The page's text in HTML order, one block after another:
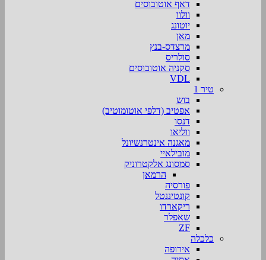
דאף אוטובוסים
וולוו
יוטונג
מאן
מרצדס-בנץ
סולריס
סקניה אוטובוסים
VDL
טיר 1
בוש
אפטיב (דלפי אוטומוטיב)
דנסו
ווליאו
מאגנה אינטרנשיונל
מובילאיי
סמסונג אלקטרוניק
הרמאן
פורסיה
קונטיננטל
ריקארדו
שאפלר
ZF
כלכלה
אירופה